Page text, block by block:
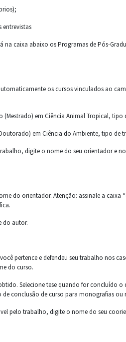
na caixa abaixo os Programas de Pós-
os cursos vinculados ao
(Mestrado) em Ciência Animal Tropical,
em Ciência do Ambiente, tipo de
digite o nome do seu orientador e
do orientador. Atenção: assinale a
do autor.
pertence e defendeu seu trabalho nos
do curso.
Selecione tese quando for concluído
conclusão de curso para monografias
pelo trabalho, digite o nome do seu